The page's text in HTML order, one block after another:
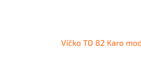
Víčko TO 82 Karo